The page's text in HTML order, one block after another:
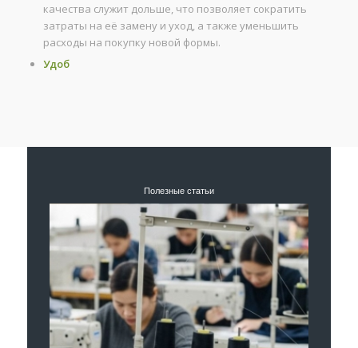
качества служит дольше, что позволяет сократить
затраты на её замену и уход, а также уменьшить
расходы на покупку новой формы.
Удоб
Полезные статьи